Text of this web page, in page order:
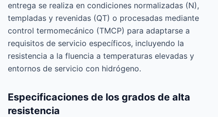
entrega se realiza en condiciones normalizadas (N),
templadas y revenidas (QT) o procesadas mediante
control termomecánico (TMCP) para adaptarse a
requisitos de servicio específicos, incluyendo la
resistencia a la fluencia a temperaturas elevadas y
entornos de servicio con hidrógeno.
Especificaciones de los grados de alta
resistencia